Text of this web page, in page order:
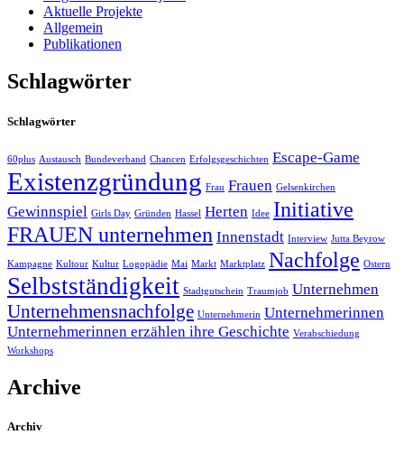
Aktuelle Projekte
Allgemein
Publikationen
Schlagwörter
Schlagwörter
60plus Austausch Bundeverband Chancen Erfolgsgeschichten Escape-Game
Existenzgründung Frau Frauen Gelsenkirchen
Gewinnspiel Girls Day Gründen Hassel Herten Idee Initiative
FRAUEN unternehmen Innenstadt Interview Jutta Beyrow
Kampagne Kultour Kultur Logopädie Mai Markt Marktplatz Nachfolge Ostern
Selbstständigkeit Stadtgutschein Traumjob Unternehmen
Unternehmensnachfolge Unternehmerin Unternehmerinnen
Unternehmerinnen erzählen ihre Geschichte Verabschiedung
Workshops
Archive
Archiv